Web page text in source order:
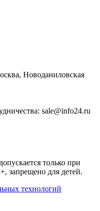
Новоданиловская
sale@info24.ru
только при
запрещено для детей.
технологий